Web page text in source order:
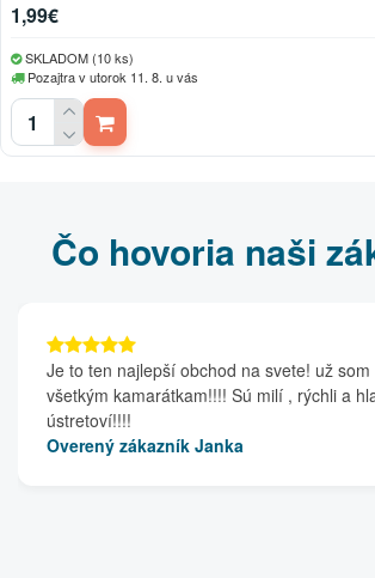
1,99€
SKLADOM (10 ks)
Pozajtra v utorok 11. 8. u vás
Čo hovoria naši
Je to ten najlepší obchod na svete! už
všetkým kamarátkam!!!! Sú milí , rýchli a
ústretoví!!!!
Overený zákazník Janka